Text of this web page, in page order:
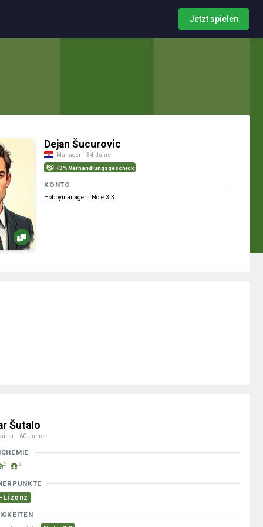
Jetzt spielen
Dejan Šucurovic
Manager · 34 Jahre
+3% Verhandlungsgeschick
KONTO
Hobbymanager · Note 3.3
Šutalo
· 60 Jahre
5 2
Lizenz